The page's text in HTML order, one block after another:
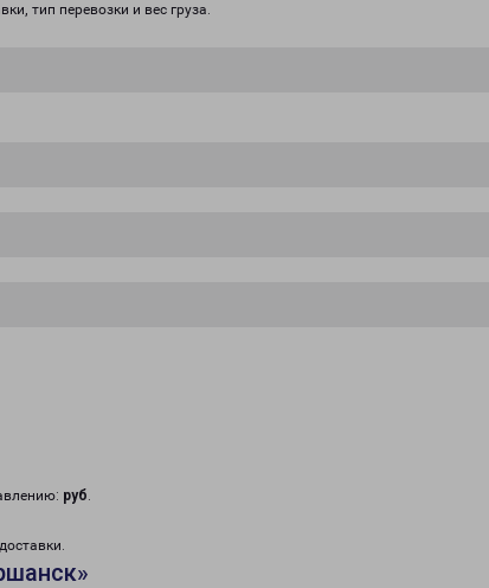
тип перевозки и вес груза.
руб.